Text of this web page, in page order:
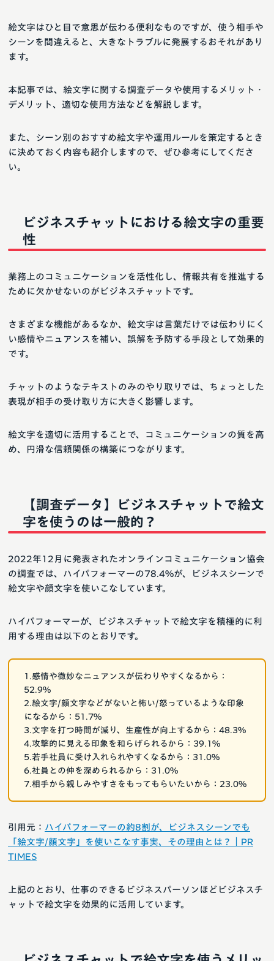
絵文字はひと目で意思が伝わる便利なものですが、使う相手や
シーンを間違えると、大きなトラブルに発展するおそれがあり
ます。
本記事では、絵文字に関する調査データや使用するメリット・
デメリット、適切な使用方法などを解説します。
また、シーン別のおすすめ絵文字や運用ルールを策定するとき
に決めておく内容も紹介しますので、ぜひ参考にしてくださ
い。
ビジネスチャットにおける絵文字の重要
性
業務上のコミュニケーションを活性化し、情報共有を推進する
ために欠かせないのがビジネスチャットです。
さまざまな機能があるなか、絵文字は言葉だけでは伝わりにく
い感情やニュアンスを補い、誤解を予防する手段として効果的
です。
チャットのようなテキストのみのやり取りでは、ちょっとした
表現が相手の受け取り方に大きく影響します。
絵文字を適切に活用することで、コミュニケーションの質を高
め、円滑な信頼関係の構築につながります。
【調査データ】ビジネスチャットで絵文
字を使うのは一般的？
2022年12月に発表されたオンラインコミュニケーション協会
の調査では、ハイパフォーマーの78.4%が、ビジネスシーンで
絵文字や顔文字を使いこなしています。
ハイパフォーマーが、ビジネスチャットで絵文字を積極的に利
用する理由は以下のとおりです。
1.感情や微妙なニュアンスが伝わりやすくなるから：
52.9%
2.絵文字/顔文字などがないと怖い/怒っているような印象
になるから：51.7%
3.文字を打つ時間が減り、生産性が向上するから：48.3%
4.攻撃的に見える印象を和らげられるから：39.1%
5.若手社員に受け入れられやすくなるから：31.0%
6.社員との仲を深められるから：31.0%
7.相手から親しみやすさをもってもらいたいから：23.0%
引用元： ハイパフォーマーの約8割が、ビジネスシーンでも
「絵文字/顔文字」を使いこなす事実、その理由とは？｜PR
TIMES
上記のとおり、仕事のできるビジネスパーソンほどビジネスチ
ャットで絵文字を効果的に活用しています。